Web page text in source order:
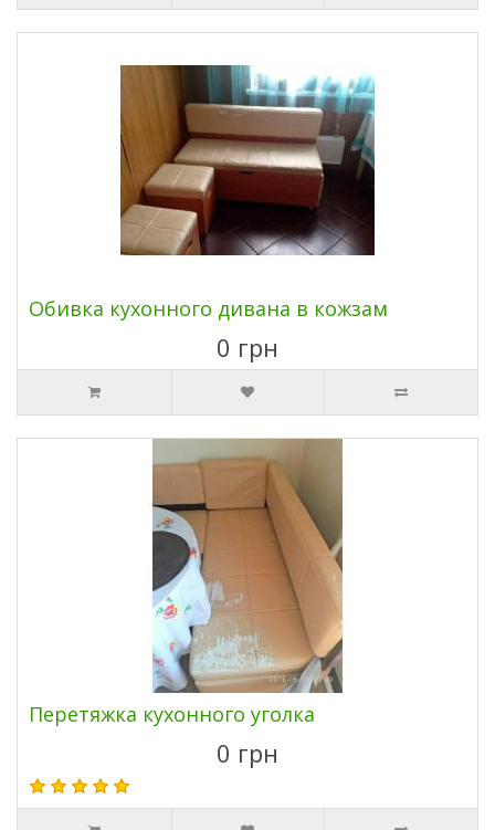
Обивка кухонного дивана в кожзам
0 грн
Перетяжка кухонного уголка
0 грн